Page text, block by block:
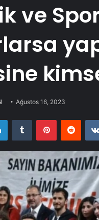
ve
Ağustos 16, 2023
LinkedInTumblr Pinterest